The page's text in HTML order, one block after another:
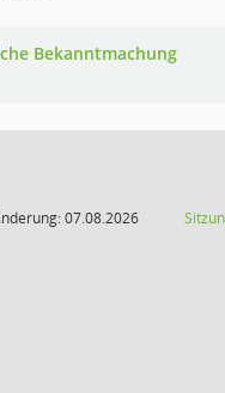
Bekanntmachung
07.08.2026